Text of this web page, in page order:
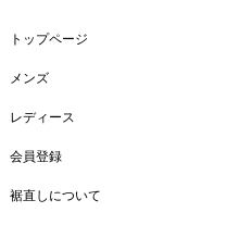
トップページ
メンズ
レディース
会員登録
裾直しについて